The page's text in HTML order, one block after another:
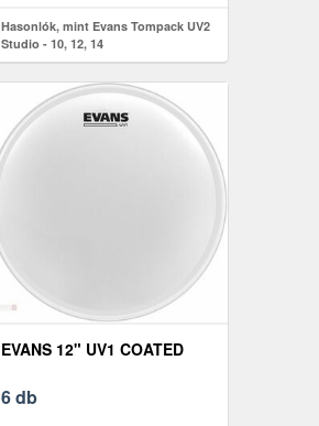
Hasonlók, mint Evans Tompack UV2
Studio - 10, 12, 14
EVANS 12" UV1 COATED
6 db